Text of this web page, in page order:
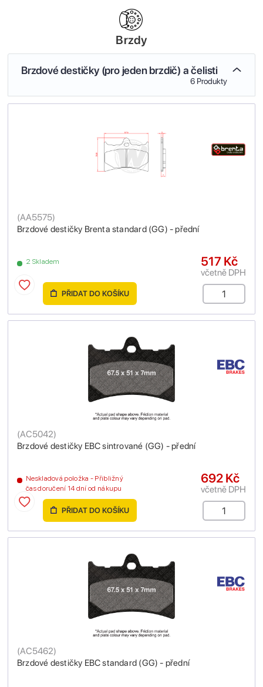
Brzdy
Brzdové destičky (pro jeden brzdič) a čelisti
6 Produkty
Brzdové destičky Brenta standard (GG) - přední
(AA5575)
2 Skladem 517 Kč
včetně DPH
PŘIDAT DO KOŠÍKU
Brzdové destičky EBC sintrované (GG) - přední
(AC5042)
Neskladová položka - Přibližný
čas doručení 14 dní od nákupu
692 Kč
včetně DPH
PŘIDAT DO KOŠÍKU
Brzdové destičky EBC standard (GG) - přední
(AC5462)